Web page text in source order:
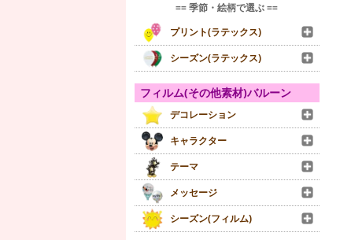
== 季節・絵柄で選ぶ ==
プリント(ラテックス)
シーズン(ラテックス)
フィルム(その他素材)バルーン
デコレーション
キャラクター
テーマ
メッセージ
シーズン(フィルム)